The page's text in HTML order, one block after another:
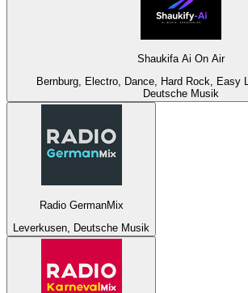
Shaukifa Ai On Air
Bernburg, Electro, Dance, Hard Rock, Easy
Deutsche Musik
Radio GermanMix
Leverkusen, Deutsche Musik